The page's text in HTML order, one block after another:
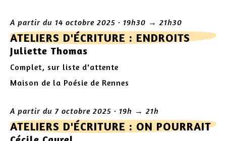
A partir du 14 octobre 2025 · 19h30 → 21h30
ATELIERS D'ÉCRITURE : ENDROITS
Juliette Thomas
Complet, sur liste d'attente
Maison de la Poésie de Rennes
A partir du 7 octobre 2025 · 19h → 21h
ATELIERS D'ÉCRITURE : ON POURRAIT